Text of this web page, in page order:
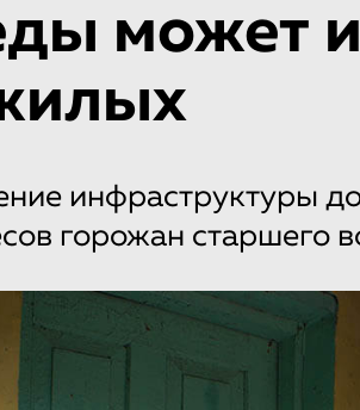
может
инфраструктуры
горожан старшего